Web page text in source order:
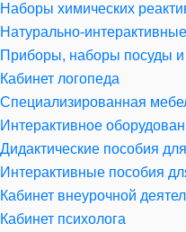
Наборы химических
Натурально-
Приборы, наборы посуды
Кабинет логопеда
Специализированная
Интерактивное
Дидактические пособия
Интерактивные пособия
Кабинет внеурочной
Кабинет психолога